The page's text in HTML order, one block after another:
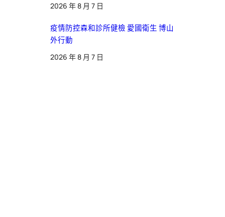
2026 年 8 月 7 日
疫情防控森和診所健檢 愛國衛生 博山
外行動
2026 年 8 月 7 日